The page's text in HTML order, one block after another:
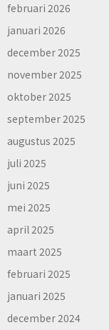
februari 2026
januari 2026
december 2025
november 2025
oktober 2025
september 2025
augustus 2025
juli 2025
juni 2025
mei 2025
april 2025
maart 2025
februari 2025
januari 2025
december 2024